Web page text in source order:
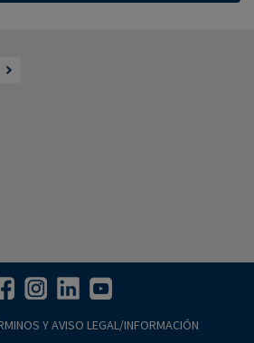
Y AVISO LEGAL/INFORMACIÓN